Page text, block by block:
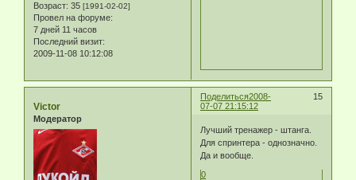
Возраст: 35 [1991-02-02]
Провел на форуме:
7 дней 11 часов
Последний визит:
2009-11-08 10:12:08
Поделиться 15
2008-
07-07 21:15:12
Victor
Модератор
Лучший тренажер - штанга.
Для спринтера - однозначно.
Да и вообще.
0